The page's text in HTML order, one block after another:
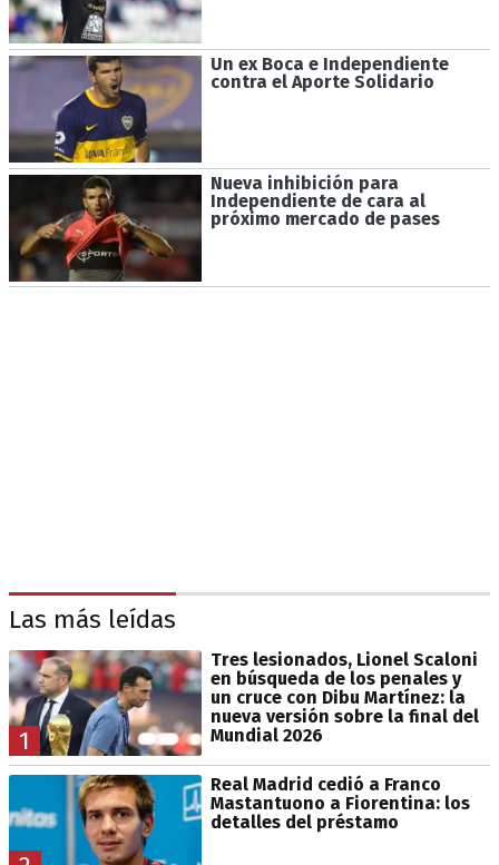
Un ex Boca e Independiente
contra el Aporte Solidario
Nueva inhibición para
Independiente de cara al
próximo mercado de pases
Las más leídas
1
Tres lesionados, Lionel Scaloni
en búsqueda de los penales y
un cruce con Dibu Martínez: la
nueva versión sobre la final del
Mundial 2026
Real Madrid cedió a Franco
Mastantuono a Fiorentina: los
detalles del préstamo